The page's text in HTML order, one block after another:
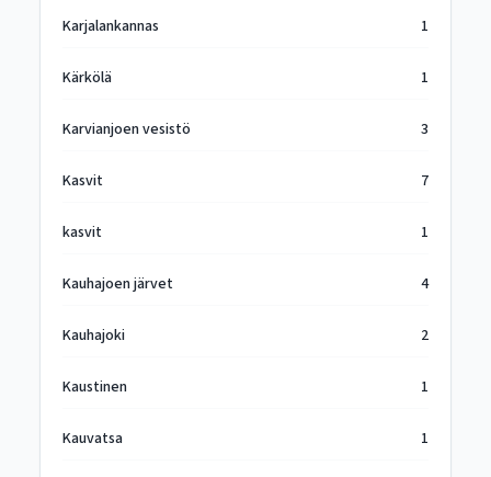
Karjalankannas 1
Kärkölä 1
Karvianjoen vesistö 3
Kasvit 7
kasvit 1
Kauhajoen järvet 4
Kauhajoki 2
Kaustinen 1
Kauvatsa 1